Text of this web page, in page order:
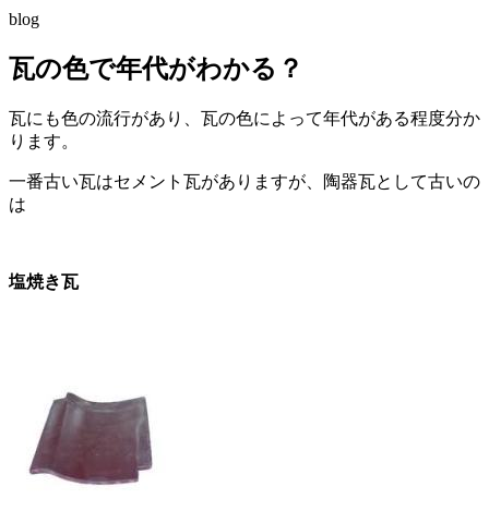
blog
瓦の色で年代がわかる？
瓦にも色の流行があり、瓦の色によって年代がある程度分か
ります。
一番古い瓦はセメント瓦がありますが、陶器瓦として古いの
は
塩焼き瓦